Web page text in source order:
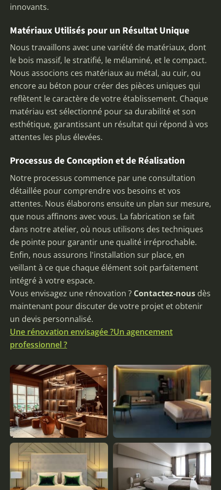
innovants.
Matériaux Utilisés pour un Résultat Unique
Nous travaillons avec une variété de matériaux, dont
le bois massif, le stratifié, le mélaminé, et le compact.
Nous associons ces matériaux au métal, au cuir, ou
encore au béton pour créer des pièces uniques qui
reflètent le caractère de votre établissement. Chaque
matériau est sélectionné pour sa durabilité et son
esthétique, garantissant un résultat qui répond à vos
attentes les plus élevées.
Processus de Conception et de Réalisation
Notre processus commence par une consultation
détaillée pour comprendre vos besoins et vos
attentes. Nous élaborons ensuite un plan sur mesure,
que nous affinons avec vous. La fabrication se fait
dans notre atelier, où nous utilisons des techniques
de pointe pour garantir une qualité irréprochable.
Enfin, nous assurons l'installation sur place, en
veillant à ce que chaque élément soit parfaitement
intégré à votre espace.
Vous envisagez une rénovation ? Contactez-nous dès
maintenant pour discuter de votre projet et obtenir
un devis personnalisé.
Une rénovation envisagée ?Un agencement
professionnel ?